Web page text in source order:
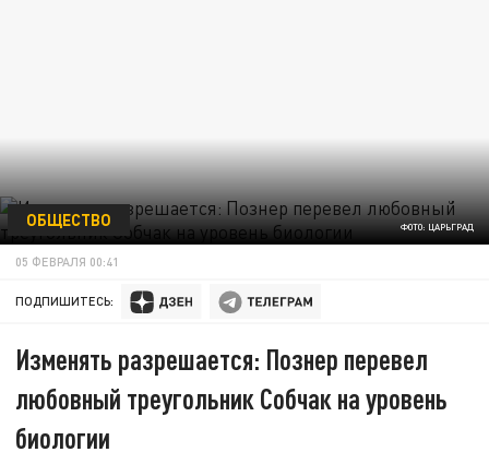
ФОТО: ЦАРЬГРАД
ОБЩЕСТВО
05 ФЕВРАЛЯ 00:41
ПОДПИШИТЕСЬ:
Изменять разрешается: Познер перевел
любовный треугольник Собчак на уровень
биологии